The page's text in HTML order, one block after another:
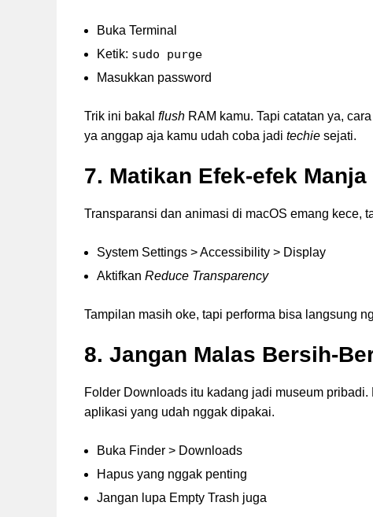
Buka Terminal
Ketik: sudo purge
Masukkan password
Trik ini bakal flush RAM kamu. Tapi catatan ya,
ya anggap aja kamu udah coba jadi techie sejati.
7. Matikan Efek-efek
Transparansi dan animasi di macOS emang kece,
System Settings > Accessibility > Display
Aktifkan Reduce Transparency
Tampilan masih oke, tapi performa bisa langsung
8. Jangan Malas Bersih-
Folder Downloads itu kadang jadi museum
aplikasi yang udah nggak dipakai.
Buka Finder > Downloads
Hapus yang nggak penting
Jangan lupa Empty Trash juga